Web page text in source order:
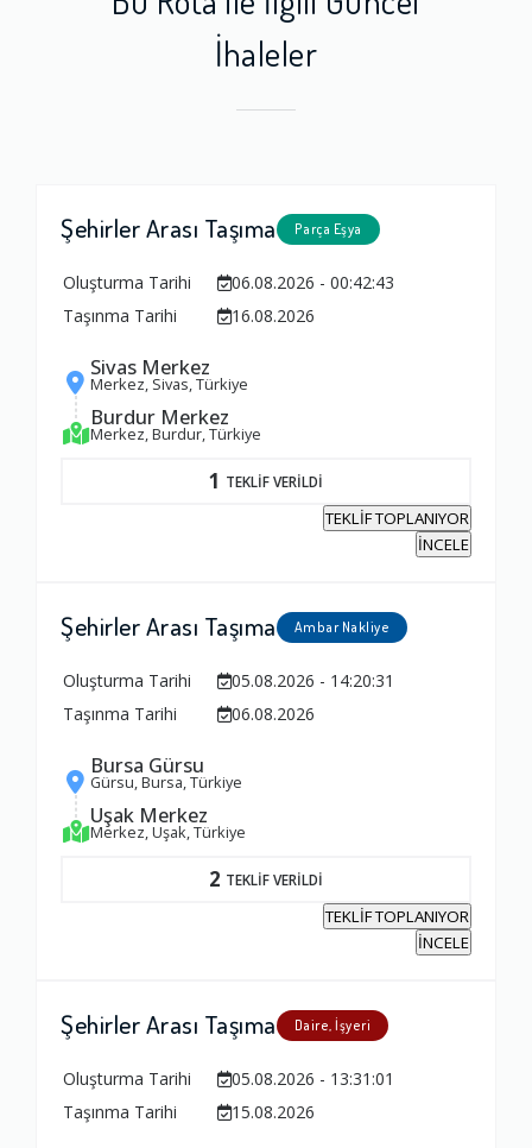
İhaleler
Şehirler Arası Taşıma Parça Eşya
Oluşturma Tarihi
06.08.2026 - 00:42:43
Taşınma Tarihi
16.08.2026
Sivas Merkez
Merkez, Sivas, Türkiye
Burdur Merkez
Merkez, Burdur, Türkiye
1 TEKLİF VERİLDİ
TEKLİF TOPLANIYOR
İNCELE
Şehirler Arası Taşıma Ambar Nakliye
Oluşturma Tarihi
05.08.2026 - 14:20:31
Taşınma Tarihi
06.08.2026
Bursa Gürsu
Gürsu, Bursa, Türkiye
Uşak Merkez
Merkez, Uşak, Türkiye
2 TEKLİF VERİLDİ
TEKLİF TOPLANIYOR
İNCELE
Şehirler Arası Taşıma Daire, İşyeri
Oluşturma Tarihi
05.08.2026 - 13:31:01
Taşınma Tarihi
15.08.2026